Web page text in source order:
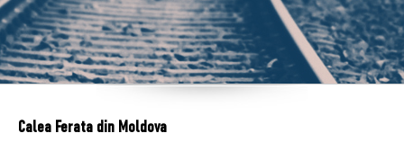
Calea Ferata din Moldova